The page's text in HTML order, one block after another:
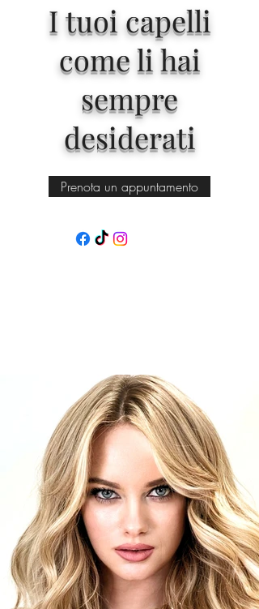
I tuoi capelli
come li hai
sempre
desiderati
Prenota un appuntamento